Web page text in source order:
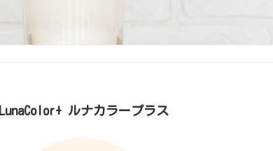
LunaColor+ ルナカラープラス